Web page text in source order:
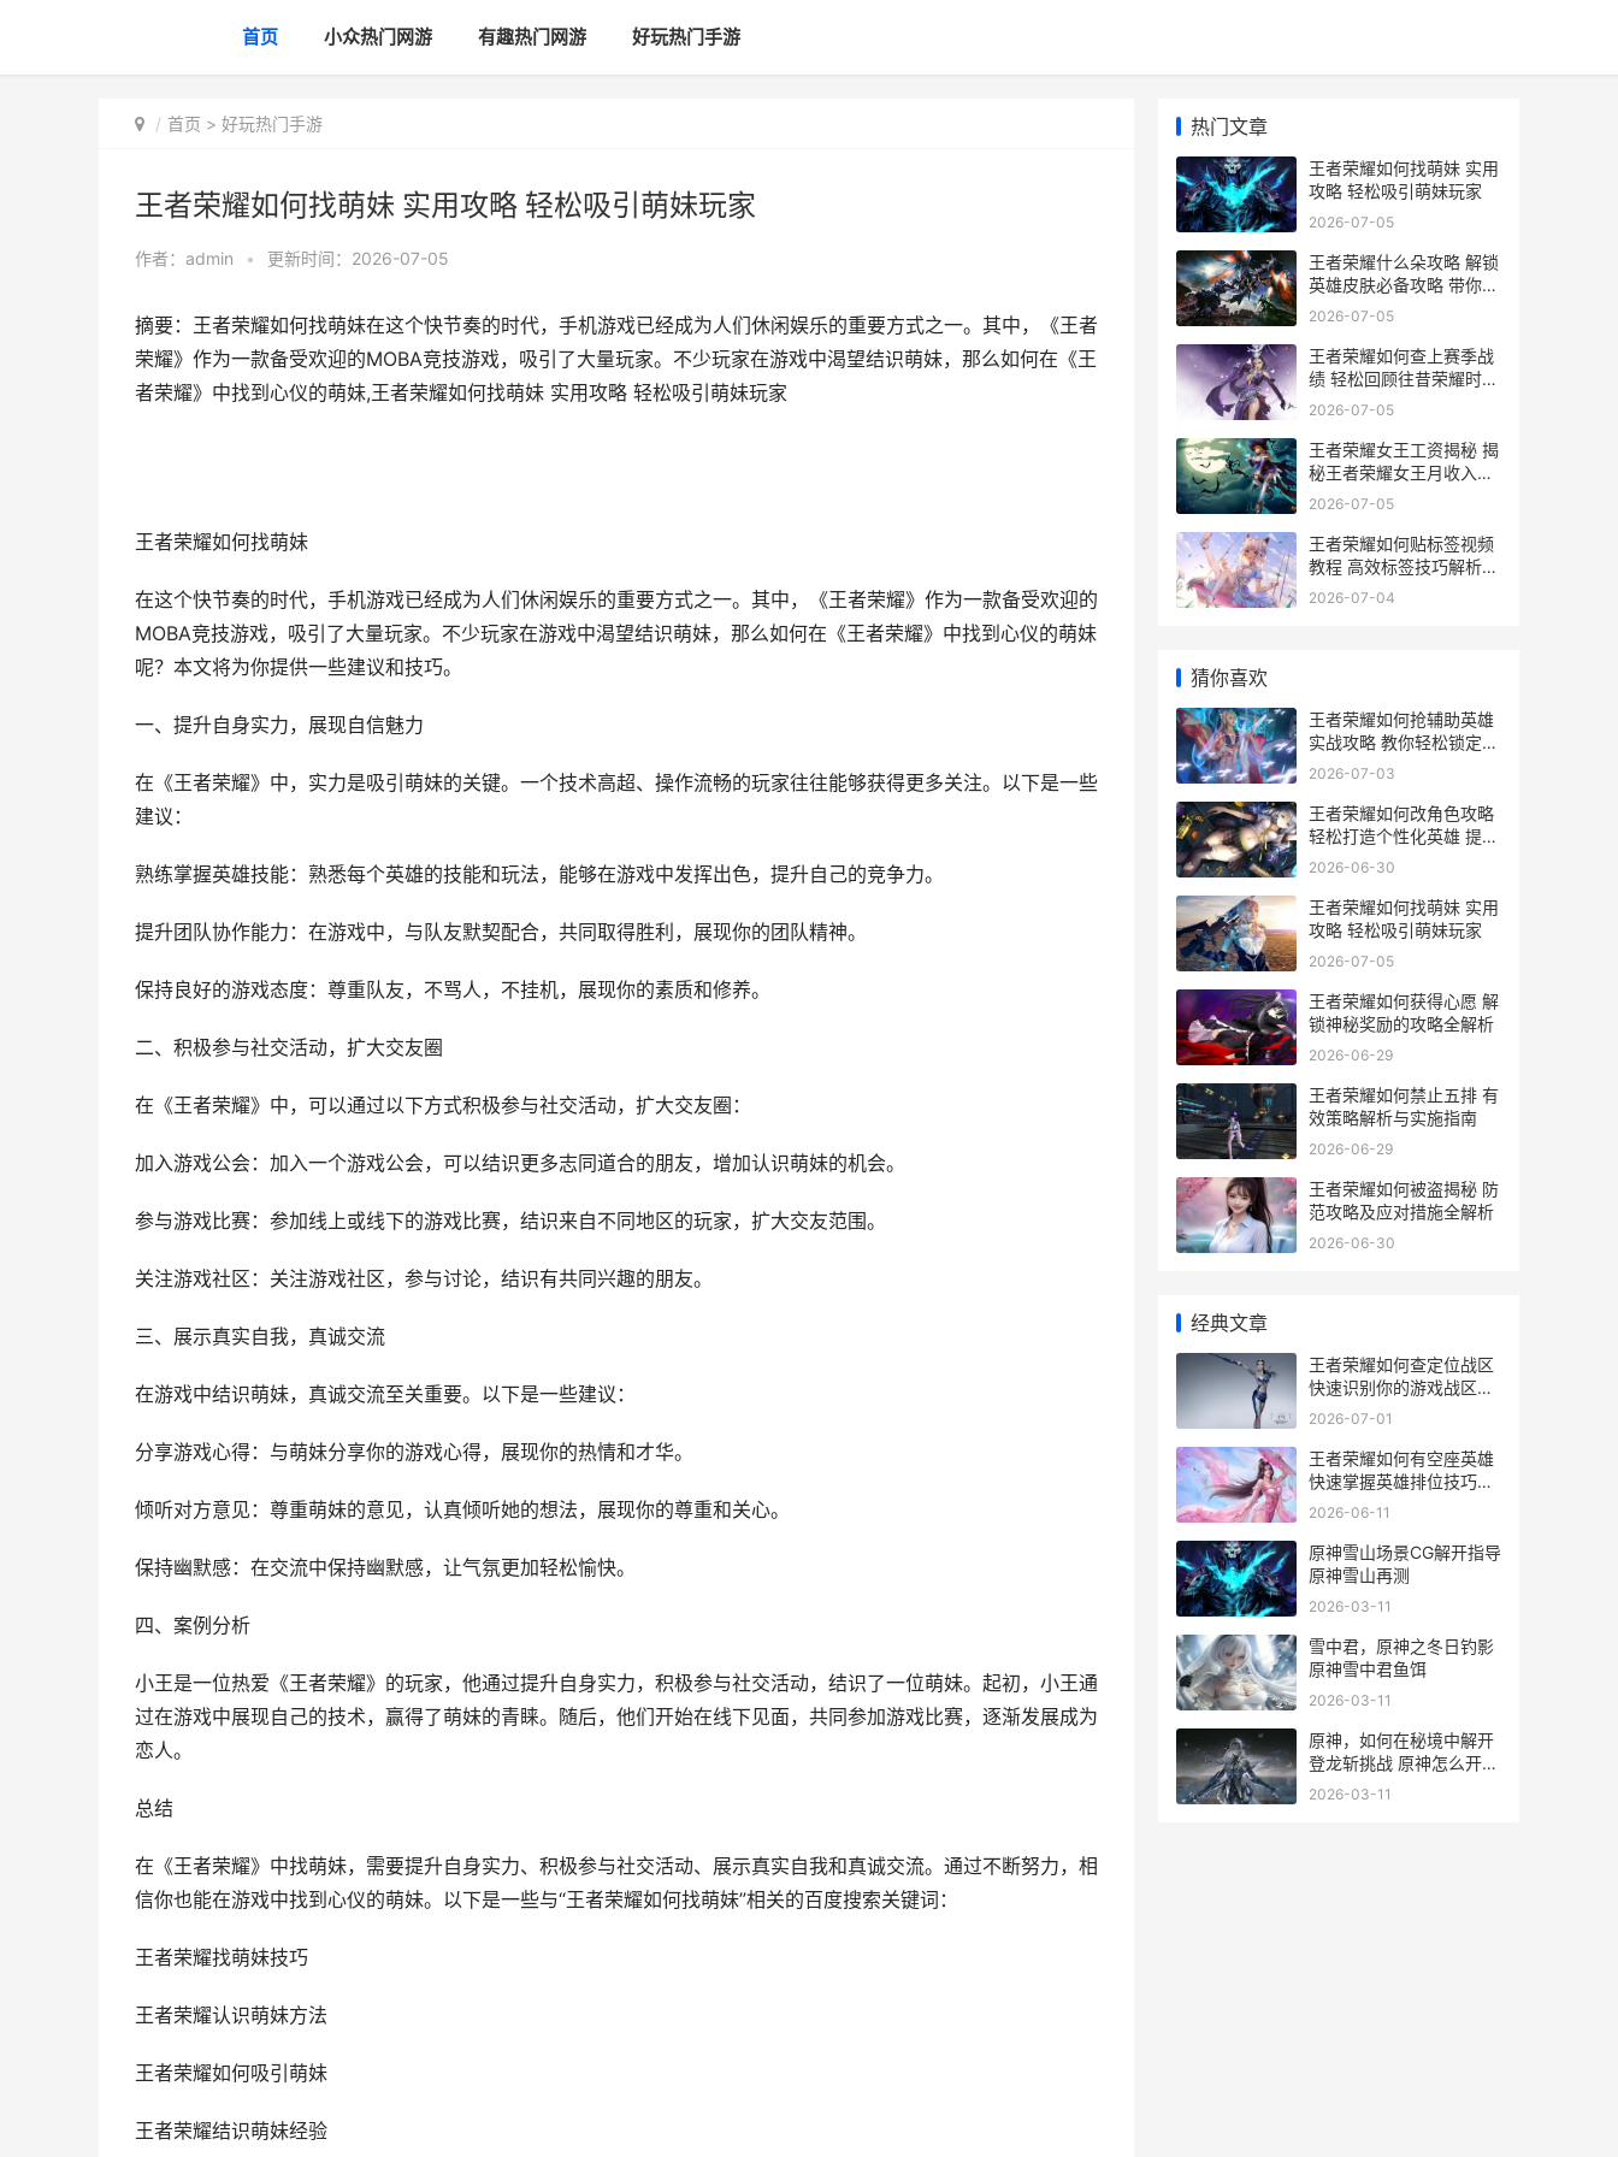
首页 小众热门网游 有趣热门网游 好玩热门手游
首页 > 好玩热门手游
王者荣耀如何找萌妹 实用攻略 轻松吸引萌妹玩家
作者： admin • 更新时间：2026-07-05
摘要：王者荣耀如何找萌妹在这个快节奏的时代，手机游戏已经成为人们休闲娱乐的重要方式之一。其中，《王者
荣耀》作为一款备受欢迎的MOBA竞技游戏，吸引了大量玩家。不少玩家在游戏中渴望结识萌妹，那么如何在《王
者荣耀》中找到心仪的萌妹,王者荣耀如何找萌妹 实用攻略 轻松吸引萌妹玩家
王者荣耀如何找萌妹
在这个快节奏的时代，手机游戏已经成为人们休闲娱乐的重要方式之一。其中，《王者荣耀》作为一款备受欢迎的
MOBA竞技游戏，吸引了大量玩家。不少玩家在游戏中渴望结识萌妹，那么如何在《王者荣耀》中找到心仪的萌妹
呢？本文将为你提供一些建议和技巧。
一、提升自身实力，展现自信魅力
在《王者荣耀》中，实力是吸引萌妹的关键。一个技术高超、操作流畅的玩家往往能够获得更多关注。以下是一些
建议：
熟练掌握英雄技能：熟悉每个英雄的技能和玩法，能够在游戏中发挥出色，提升自己的竞争力。
提升团队协作能力：在游戏中，与队友默契配合，共同取得胜利，展现你的团队精神。
保持良好的游戏态度：尊重队友，不骂人，不挂机，展现你的素质和修养。
二、积极参与社交活动，扩大交友圈
在《王者荣耀》中，可以通过以下方式积极参与社交活动，扩大交友圈：
加入游戏公会：加入一个游戏公会，可以结识更多志同道合的朋友，增加认识萌妹的机会。
参与游戏比赛：参加线上或线下的游戏比赛，结识来自不同地区的玩家，扩大交友范围。
关注游戏社区：关注游戏社区，参与讨论，结识有共同兴趣的朋友。
三、展示真实自我，真诚交流
在游戏中结识萌妹，真诚交流至关重要。以下是一些建议：
分享游戏心得：与萌妹分享你的游戏心得，展现你的热情和才华。
倾听对方意见：尊重萌妹的意见，认真倾听她的想法，展现你的尊重和关心。
保持幽默感：在交流中保持幽默感，让气氛更加轻松愉快。
四、案例分析
小王是一位热爱《王者荣耀》的玩家，他通过提升自身实力，积极参与社交活动，结识了一位萌妹。起初，小王通
过在游戏中展现自己的技术，赢得了萌妹的青睐。随后，他们开始在线下见面，共同参加游戏比赛，逐渐发展成为
恋人。
总结
在《王者荣耀》中找萌妹，需要提升自身实力、积极参与社交活动、展示真实自我和真诚交流。通过不断努力，相
信你也能在游戏中找到心仪的萌妹。以下是一些与“王者荣耀如何找萌妹”相关的百度搜索关键词：
王者荣耀找萌妹技巧
王者荣耀认识萌妹方法
王者荣耀如何吸引萌妹
王者荣耀结识萌妹经验
热门文章
王者荣耀如何找萌妹 实用
攻略 轻松吸引萌妹玩家
2026-07-05
王者荣耀什么朵攻略 解锁
英雄皮肤必备攻略 带你领
略朵朵风采
2026-07-05
王者荣耀如何查上赛季战
绩 轻松回顾往昔荣耀时刻
指南
2026-07-05
王者荣耀女王工资揭秘 揭
秘王者荣耀女王月收入多
少及薪资构成
2026-07-05
王者荣耀如何贴标签视频
教程 高效标签技巧解析与
应用
2026-07-04
猜你喜欢
王者荣耀如何抢辅助英雄
实战攻略 教你轻松锁定心
仪辅助英雄
2026-07-03
王者荣耀如何改角色攻略
轻松打造个性化英雄 提升
游戏体验全解析
2026-06-30
王者荣耀如何找萌妹 实用
攻略 轻松吸引萌妹玩家
2026-07-05
王者荣耀如何获得心愿 解
锁神秘奖励的攻略全解析
2026-06-29
王者荣耀如何禁止五排 有
效策略解析与实施指南
2026-06-29
王者荣耀如何被盗揭秘 防
范攻略及应对措施全解析
2026-06-30
经典文章
王者荣耀如何查定位战区
快速识别你的游戏战区指
南
2026-07-01
王者荣耀如何有空座英雄
快速掌握英雄排位技巧解
析
2026-06-11
原神雪山场景CG解开指导
原神雪山再测
2026-03-11
雪中君，原神之冬日钓影
原神雪中君鱼饵
2026-03-11
原神，如何在秘境中解开
登龙斩挑战 原神怎么开启
密室
2026-03-11